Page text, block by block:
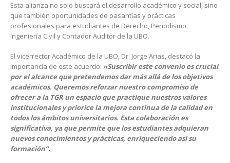
Esta alianza no solo buscará el desarrollo académico y social, sino
que también oportunidades de pasantías y prácticas
profesionales para estudiantes de Derecho, Periodismo,
Ingeniería Civil y Contador Auditor de la UBO.
El vicerrector Académico de la UBO, Dr. Jorge Arias, destacó la
importancia de este acuerdo: «Suscribir este convenio es crucial
por el alcance que pretendemos dar más allá de los objetivos
académicos. Queremos reforzar nuestro compromiso de
ofrecer a la TGR un espacio que practique nuestros valores
institucionales y priorice la mejora continua de la calidad en
todos los ámbitos universitarios. Esta colaboración es
significativa, ya que permite que los estudiantes adquieran
nuevos conocimientos y prácticas, enriqueciendo así su
formación”.